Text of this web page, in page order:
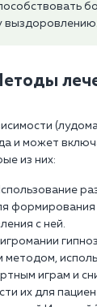
выздоровлению.
и может
из них:
с ней.
игромании
методом,
играм и
их для